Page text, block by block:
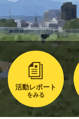
活動レポート
をみる